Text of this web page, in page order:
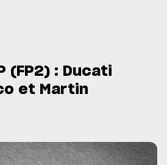
MOTOGP/ MOTO GP
(FP2) : Ducati
et Martin